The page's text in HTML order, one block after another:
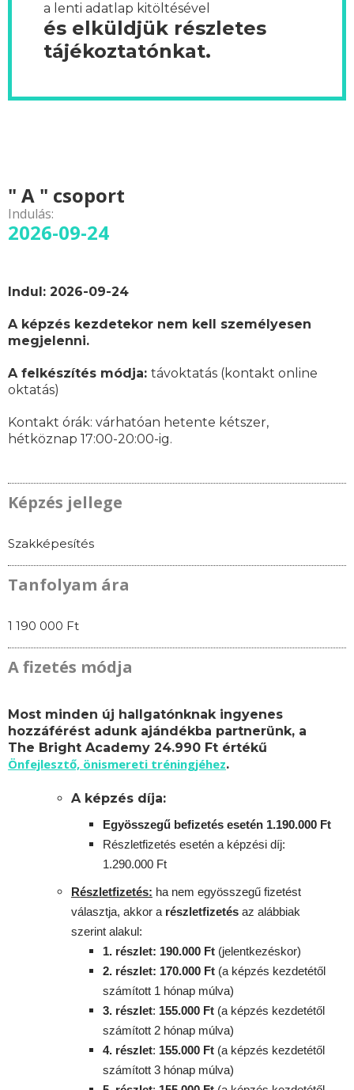
a lenti adatlap kitöltésével
és elküldjük részletes
tájékoztatónkat.
" A " csoport
Indulás:
2026-09-24
Indul: 2026-09-24
A képzés kezdetekor nem kell személyesen
megjelenni.
A felkészítés módja: távoktatás (kontakt online
oktatás)
Kontakt órák: várhatóan hetente kétszer,
hétköznap 17:00-20:00-ig.
Képzés jellege
Szakképesítés
Tanfolyam ára
1 190 000 Ft
A fizetés módja
Most minden új hallgatónknak ingyenes
hozzáférést adunk ajándékba partnerünk, a
The Bright Academy 24.990 Ft értékű
Önfejlesztő, önismereti tréningjéhez.
A képzés díja:
Egyösszegű befizetés esetén 1.190.000 Ft
Részletfizetés esetén a képzési díj:
1.290.000 Ft
Részletfizetés: ha nem egyösszegű fizetést
választja, akkor a részletfizetés az alábbiak
szerint alakul:
1. részlet: 190.000 Ft (jelentkezéskor)
2. részlet: 170.000 Ft (a képzés kezdetétől
számított 1 hónap múlva)
3. részlet: 155.000 Ft (a képzés kezdetétől
számított 2 hónap múlva)
4. részlet: 155.000 Ft (a képzés kezdetétől
számított 3 hónap múlva)